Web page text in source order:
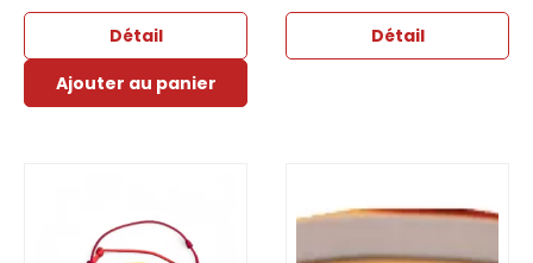
Détail
Ajouter au panier
Détail